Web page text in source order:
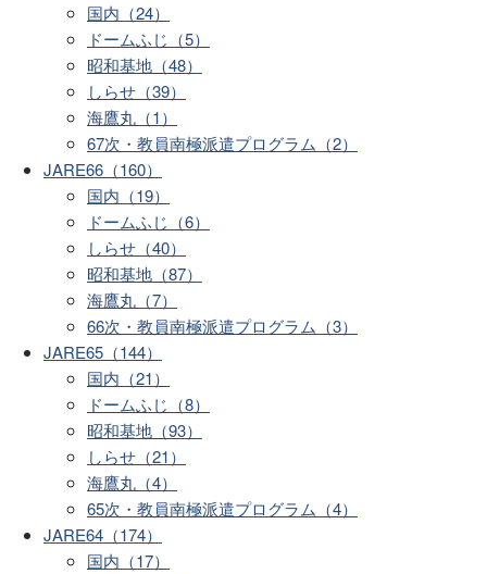
国内（24）
ドームふじ（5）
昭和基地（48）
しらせ（39）
海鷹丸（1）
67次・教員南極派遣プログラム（2）
JARE66（160）
国内（19）
ドームふじ（6）
しらせ（40）
昭和基地（87）
海鷹丸（7）
66次・教員南極派遣プログラム（3）
JARE65（144）
国内（21）
ドームふじ（8）
昭和基地（93）
しらせ（21）
海鷹丸（4）
65次・教員南極派遣プログラム（4）
JARE64（174）
国内（17）